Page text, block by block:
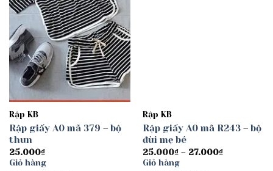
Rập KB
Rập giấy A0 mã 379 – bộ
thun
25.000₫
Giỏ hàng
Rập KB
Rập giấy A0 mã R243 – bộ
đùi mẹ bé
25.000₫ – 27.000₫Khoảng
Giỏ hàng